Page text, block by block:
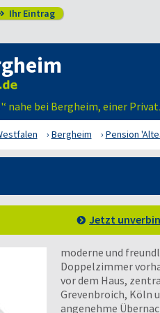
Ihr Eintrag
nahe bei Bergheim, einer
Bergheim Pension
Jetzt
moderne und
Doppelzimmer
vor dem Haus,
Grevenbroich, Köln
angenehme